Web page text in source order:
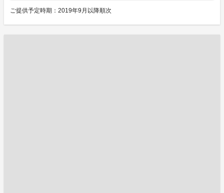
ご提供予定時期：2019年9月以降順次